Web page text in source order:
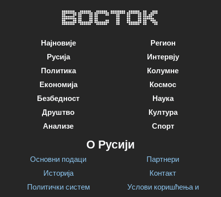
Најновије
Русија
Политика
Економија
Безбедност
Друштво
Анализе
Регион
Интервју
Колумне
Космос
Наука
Култура
Спорт
О Русији
Основни подаци
Историја
Политички систем
Партнери
Контакт
Услови коришћења и